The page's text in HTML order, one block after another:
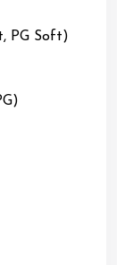
PG Soft)